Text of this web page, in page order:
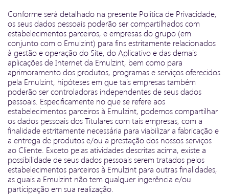
Conforme será detalhado na presente Política de Privacidade,
os seus dados pessoais poderão ser compartilhados com
estabelecimentos parceiros, e empresas do grupo (em
conjunto com o Emulzint) para fins estritamente relacionados
à gestão e operação do Site, do Aplicativo e das demais
aplicações de Internet da Emulzint, bem como para
aprimoramento dos produtos, programas e serviços oferecidos
pela Emulzint, hipóteses em que tais empresas também
poderão ser controladoras independentes de seus dados
pessoais. Especificamente no que se refere aos
estabelecimentos parceiros à Emulzint, podemos compartilhar
os dados pessoais dos Titulares com tais empresas, com a
finalidade estritamente necessária para viabilizar a fabricação e
a entrega de produtos e/ou a prestação dos nossos serviços
ao Cliente. Exceto pelas atividades descritas acima, existe a
possibilidade de seus dados pessoais serem tratados pelos
estabelecimentos parceiros à Emulzint para outras finalidades,
as quais a Emulzint não tem qualquer ingerência e/ou
participação em sua realização.